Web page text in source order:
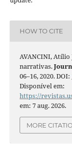
HOW TO CITE
AVANCINI, Atílio
narrativas.
06–16, 2020. DOI:
Disponível em:
https://
em: 7 aug. 2026.
MORE